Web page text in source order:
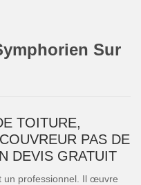
Sur
TOITURE,
PAS DE
DEVIS GRATUIT
un professionnel. Il œuvre